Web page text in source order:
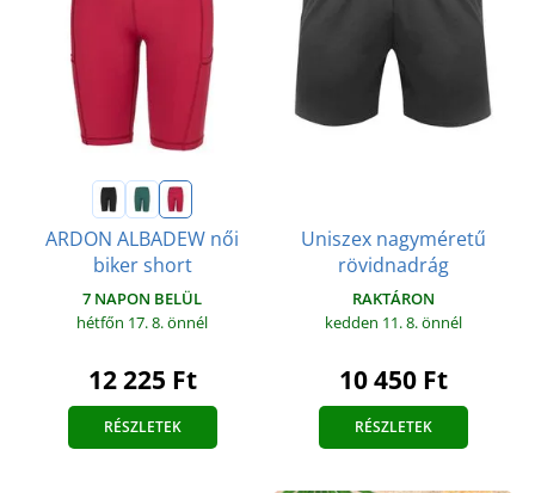
ARDON ALBADEW női
biker short
7 NAPON BELÜL
hétfőn 17. 8.önnél
12 225 Ft
RÉSZLETEK
Uniszex nagyméretű
rövidnadrág
RAKTÁRON
kedden 11. 8.önnél
10 450 Ft
RÉSZLETEK